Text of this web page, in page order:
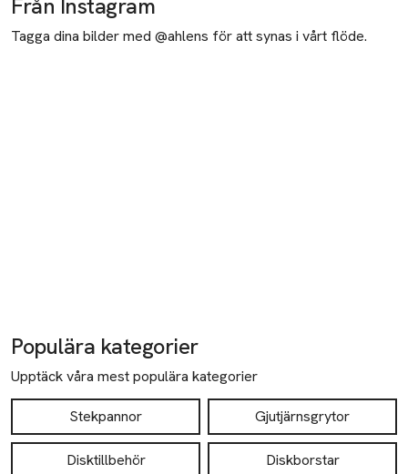
Från Instagram
Tagga dina bilder med @ahlens för att synas i vårt flöde.
Populära kategorier
Upptäck våra mest populära kategorier
Stekpannor Gjutjärnsgrytor
Disktillbehör Diskborstar